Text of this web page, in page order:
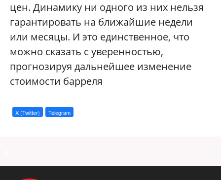
цен. Динамику ни одного из них нельзя
гарантировать на ближайшие недели
или месяцы. И это единственное, что
можно сказать с уверенностью,
прогнозируя дальнейшее изменение
стоимости барреля
X (Twitter) Telegram